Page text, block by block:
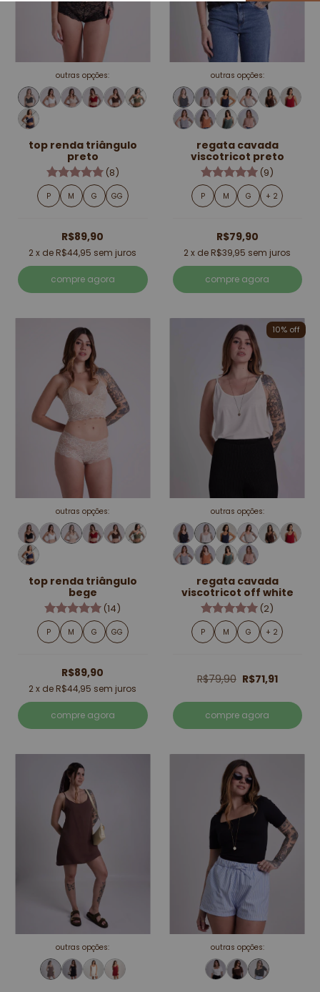
outras opções:
top renda triângulo
preto
(8)
P M G GG
R$89,90
2x de R$44,95 sem juros
compre agora
outras opções:
regata cavada
viscotricot preto
(9)
P M G + 2
R$79,90
2x de R$39,95 sem juros
compre agora
outras opções:
top renda triângulo
bege
(14)
P M G GG
R$89,90
2x de R$44,95 sem juros
compre agora
10% off
outras opções:
regata cavada
viscotricot off white
(2)
P M G + 2
R$79,90 R$71,91
compre agora
outras opções: outras opções: